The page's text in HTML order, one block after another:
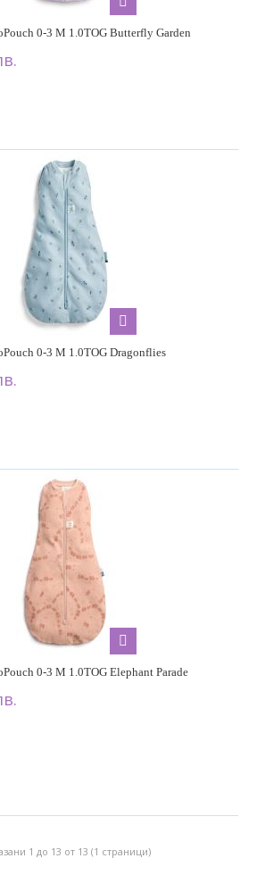
0-3 M 1.0TOG Butterfly Garden
0-3 M 1.0TOG Dragonflies
0-3 M 1.0TOG Elephant Parade
1 до 13 от 13 (1 страници)